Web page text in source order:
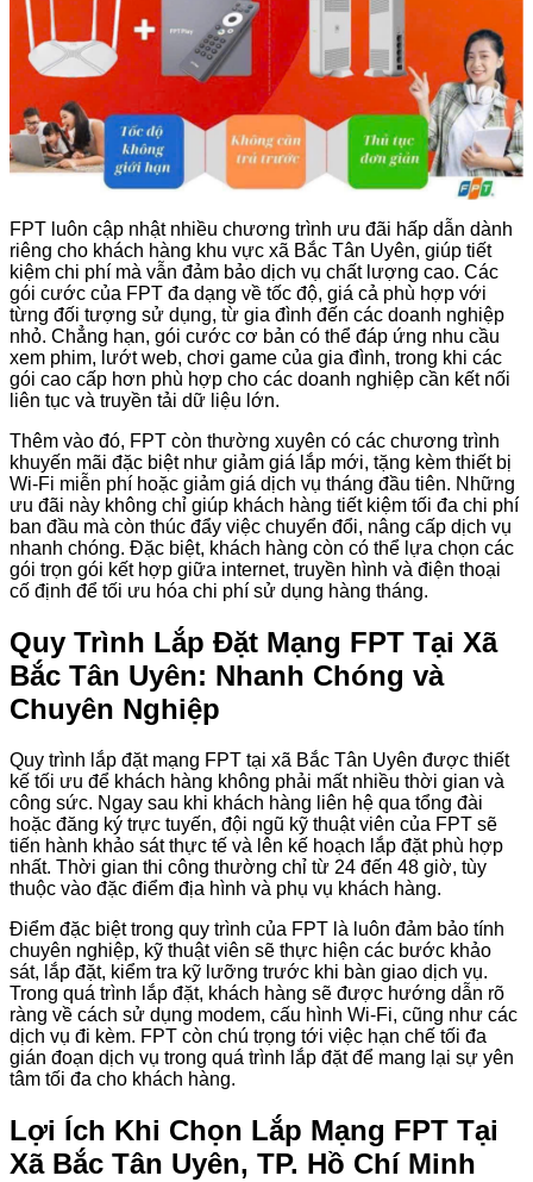
FPT luôn cập nhật nhiều chương trình ưu đãi hấp dẫn dành
riêng cho khách hàng khu vực xã Bắc Tân Uyên, giúp tiết
kiệm chi phí mà vẫn đảm bảo dịch vụ chất lượng cao. Các
gói cước của FPT đa dạng về tốc độ, giá cả phù hợp với
từng đối tượng sử dụng, từ gia đình đến các doanh nghiệp
nhỏ. Chẳng hạn, gói cước cơ bản có thể đáp ứng nhu cầu
xem phim, lướt web, chơi game của gia đình, trong khi các
gói cao cấp hơn phù hợp cho các doanh nghiệp cần kết nối
liên tục và truyền tải dữ liệu lớn.
Thêm vào đó, FPT còn thường xuyên có các chương trình
khuyến mãi đặc biệt như giảm giá lắp mới, tặng kèm thiết bị
Wi-Fi miễn phí hoặc giảm giá dịch vụ tháng đầu tiên. Những
ưu đãi này không chỉ giúp khách hàng tiết kiệm tối đa chi phí
ban đầu mà còn thúc đẩy việc chuyển đổi, nâng cấp dịch vụ
nhanh chóng. Đặc biệt, khách hàng còn có thể lựa chọn các
gói trọn gói kết hợp giữa internet, truyền hình và điện thoại
cố định để tối ưu hóa chi phí sử dụng hàng tháng.
Quy Trình Lắp Đặt Mạng FPT Tại Xã
Bắc Tân Uyên: Nhanh Chóng và
Chuyên Nghiệp
Quy trình lắp đặt mạng FPT tại xã Bắc Tân Uyên được thiết
kế tối ưu để khách hàng không phải mất nhiều thời gian và
công sức. Ngay sau khi khách hàng liên hệ qua tổng đài
hoặc đăng ký trực tuyến, đội ngũ kỹ thuật viên của FPT sẽ
tiến hành khảo sát thực tế và lên kế hoạch lắp đặt phù hợp
nhất. Thời gian thi công thường chỉ từ 24 đến 48 giờ, tùy
thuộc vào đặc điểm địa hình và phụ vụ khách hàng.
Điểm đặc biệt trong quy trình của FPT là luôn đảm bảo tính
chuyên nghiệp, kỹ thuật viên sẽ thực hiện các bước khảo
sát, lắp đặt, kiểm tra kỹ lưỡng trước khi bàn giao dịch vụ.
Trong quá trình lắp đặt, khách hàng sẽ được hướng dẫn rõ
ràng về cách sử dụng modem, cấu hình Wi-Fi, cũng như các
dịch vụ đi kèm. FPT còn chú trọng tới việc hạn chế tối đa
gián đoạn dịch vụ trong quá trình lắp đặt để mang lại sự yên
tâm tối đa cho khách hàng.
Lợi Ích Khi Chọn Lắp Mạng FPT Tại
Xã Bắc Tân Uyên, TP. Hồ Chí Minh